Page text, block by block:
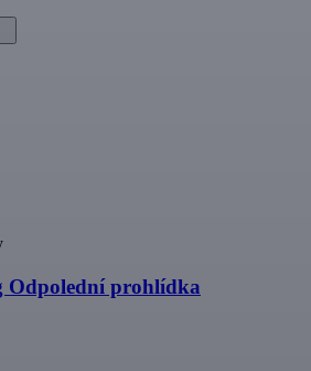
Odpolední prohlídka